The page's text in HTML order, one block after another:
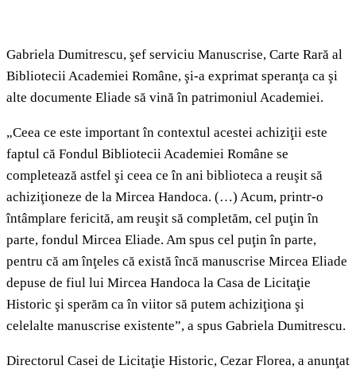
Gabriela Dumitrescu, şef serviciu Manuscrise, Carte Rară al
Bibliotecii Academiei Române, şi-a exprimat speranţa ca şi
alte documente Eliade să vină în patrimoniul Academiei.
„Ceea ce este important în contextul acestei achiziţii este
faptul că Fondul Bibliotecii Academiei Române se
completează astfel şi ceea ce în ani biblioteca a reuşit să
achiziţioneze de la Mircea Handoca. (…) Acum, printr-o
întâmplare fericită, am reuşit să completăm, cel puţin în
parte, fondul Mircea Eliade. Am spus cel puţin în parte,
pentru că am înţeles că există încă manuscrise Mircea Eliade
depuse de fiul lui Mircea Handoca la Casa de Licitaţie
Historic şi sperăm ca în viitor să putem achiziţiona şi
celelalte manuscrise existente”, a spus Gabriela Dumitrescu.
Directorul Casei de Licitaţie Historic, Cezar Florea, a anunţat